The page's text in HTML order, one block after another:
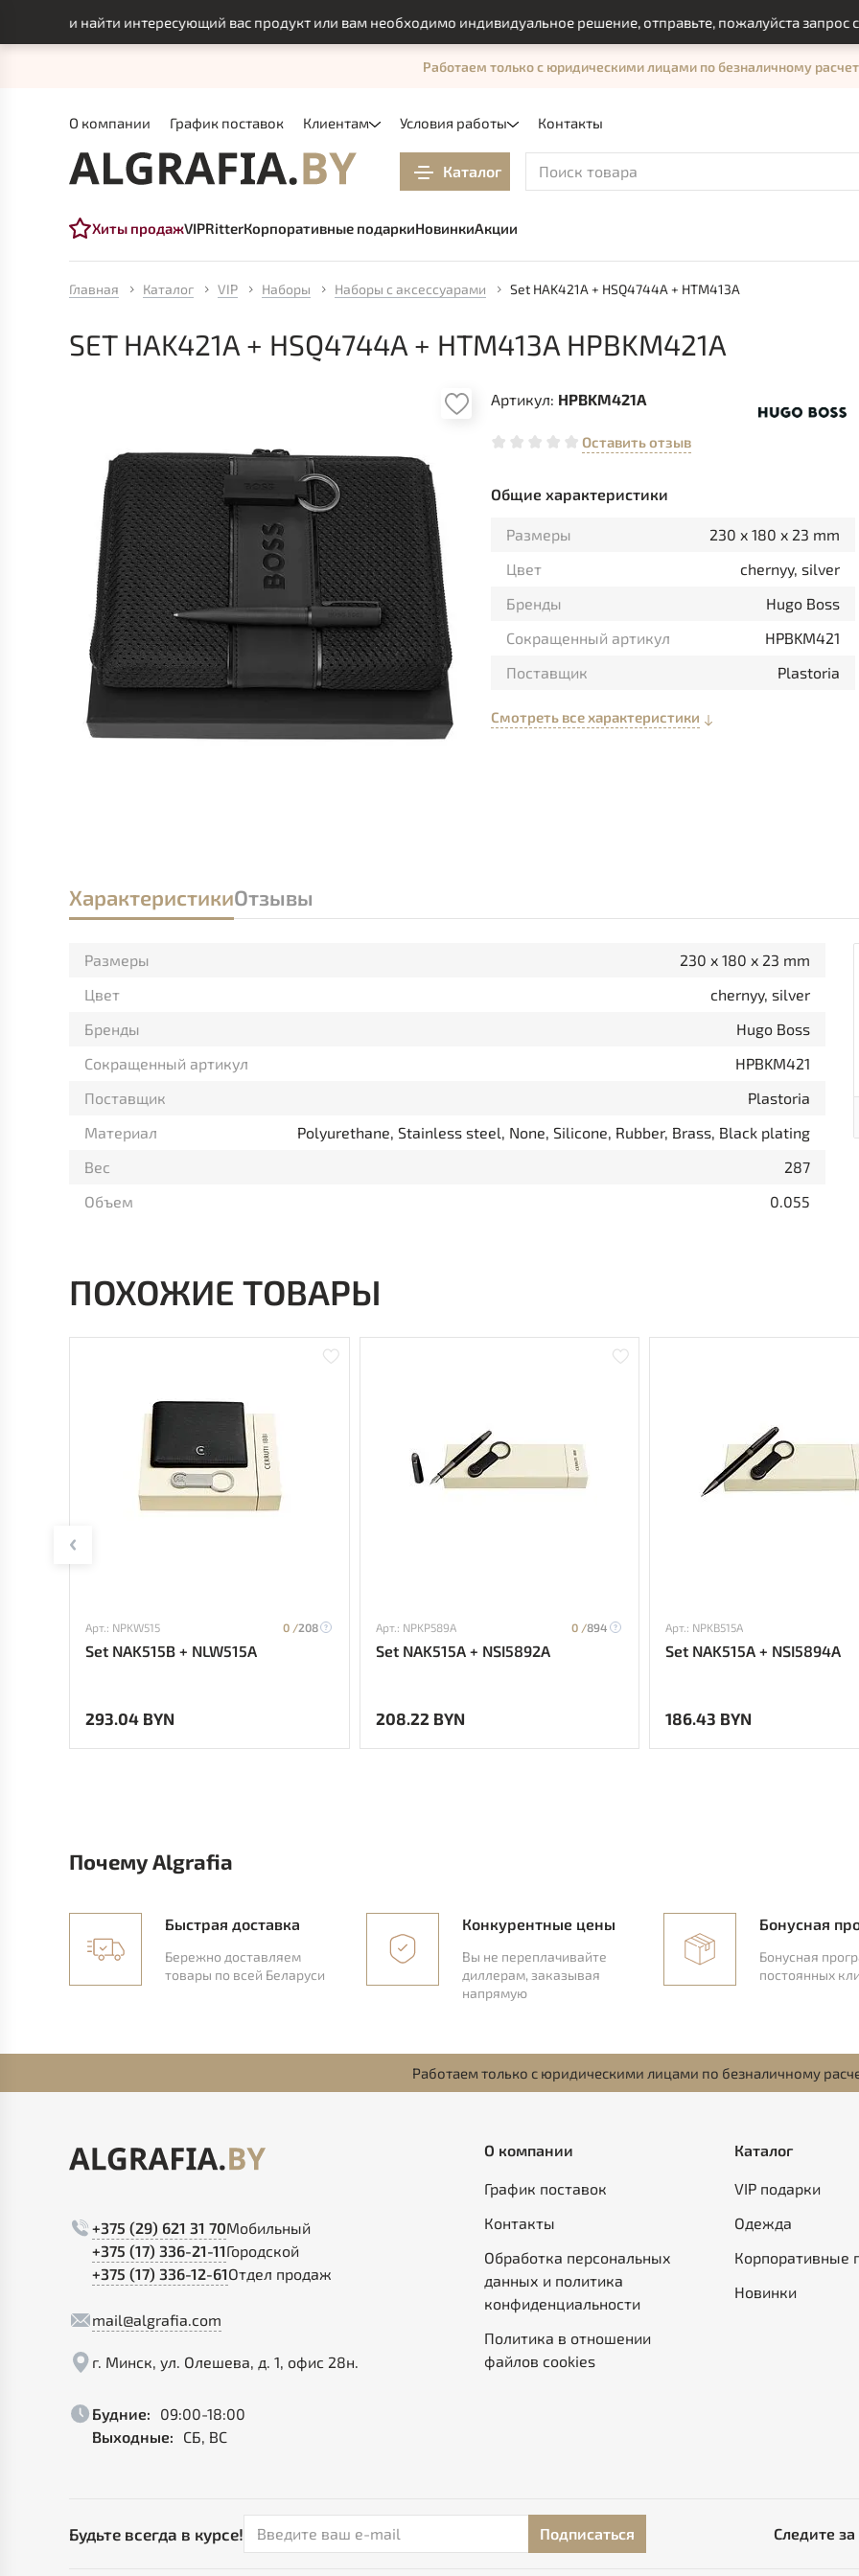
найти интересующий вас продукт или вам необходимо индивидуальное решение, отправьте, пожалуйста запрос с
О компании График поставок Клиентам Условия работы Контакты
Работаем только с юридическими лицами по безналичному
Каталог
Хиты продажVIPRitterКорпоративные подаркиНовинкиАкции
Главная Каталог VIP Наборы Наборы с аксессуарами Set HAK421A + HSQ4744A + HTM413A
SET HAK421A + HSQ4744A + HTM413A HPBKM421A
Артикул: HPBKM421A
Оставить отзыв
Общие характеристики
Размеры
230 x 180 x 23 mm
Цвет
chernyy, silver
Бренды
Hugo Boss
Сокращенный артикул
HPBKM421
Поставщик
Plastoria
Смотреть все характеристики
ХарактеристикиОтзывы
Размеры
230 x 180 x 23 mm
Цвет
chernyy, silver
Бренды
Hugo Boss
Сокращенный артикул
HPBKM421
Поставщик
Plastoria
Материал
Polyurethane, Stainless steel, None, Silicone, Rubber, Brass, Black plating
Вес
287
Объем
0.055
ПОХОЖИЕ ТОВАРЫ
Арт.: NPKW515 0 /208
Set NAK515B + NLW515A
293.04 BYN
Арт.: NPKP589A 0 /894
Set NAK515A + NSI5892A
208.22 BYN
Арт.: NPKB515A
Set NAK515A + NSI5894A
186.43 BYN
Почему Algrafia
Быстрая доставка
Бережно доставляем
товары по всей Беларуси
Конкурентные цены
Вы не переплачивайте
диллерам, заказывая
напрямую
Бонусная
Бонусная
постоянных
Работаем только с юридическими лицами по безналичному
+375 (29) 621 31 70Мобильный
+375 (17) 336-21-11Городской
+375 (17) 336-12-61Отдел продаж
mail@algrafia.com
г. Минск, ул. Олешева, д. 1, офис 28н.
Будние:
09:00-18:00
Выходные:
СБ, ВС
О компании
График поставок
Контакты
Обработка персональных
данных и политика
конфиденциальности
Политика в отношении
файлов cookies
Каталог
VIP подарки
Одежда
Корпоративные
Новинки
Будьте всегда в курсе! Подписаться Следите